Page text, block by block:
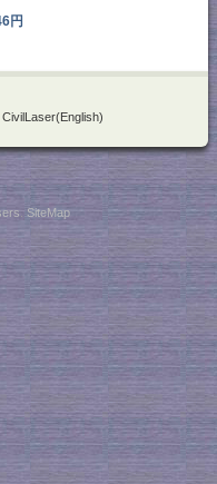
円
CivilLaser(English)
. SiteMap